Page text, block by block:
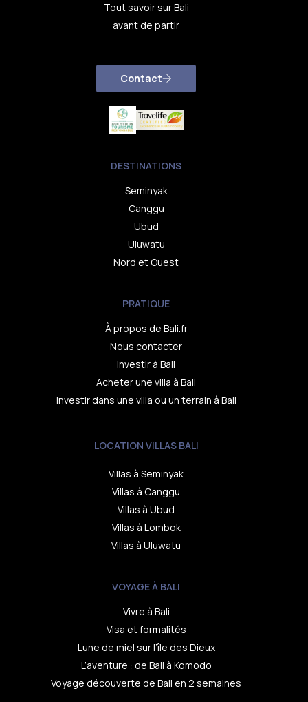
Tout savoir sur Bali
avant de partir
Contact
DESTINATIONS
Seminyak
Canggu
Ubud
Uluwatu
Nord et Ouest
PRATIQUE
À propos de Bali.fr
Nous contacter
Investir à Bali
Acheter une villa à Bali
Investir dans une villa ou un terrain à Bali
LOCATION VILLAS BALI
Villas à Seminyak
Villas à Canggu
Villas à Ubud
Villas à Lombok
Villas à Uluwatu
VOYAGE À BALI
Vivre à Bali
Visa et formalités
Lune de miel sur l’île des Dieux
L’aventure : de Bali à Komodo
Voyage découverte de Bali en 2 semaines